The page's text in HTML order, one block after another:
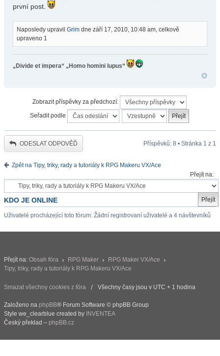
první post.
Naposledy upravil Grim dne září 17, 2010, 10:48 am, celkově
upraveno 1
„Divide et impera“ „Homo homini lupus“
Zobrazit příspěvky za předchozí:
Seřadit podle
ODESLAT ODPOVĚĎ Příspěvků: 8 • Stránka 1 z 1
Zpět na Tipy, triky, rady a tutoriály k RPG Makeru VX/Ace
Přejít na:
KDO JE ONLINE
Uživatelé procházející toto fórum: Žádní registrovaní uživatelé a 4 návštevníků
Přejít na: Obsah fóra RPG Maker
RPG Maker VX/Ace
Tipy, triky, rady a tutoriály k RPG Makeru VX/Ace
Smazat všechny cookies z fóra Všechny časy jsou v UTC + 1 hodina
Založeno na phpBB® Forum Software © phpBB Group
Style we_clearblue created by INVENTEA
Český překlad – phpBB.cz